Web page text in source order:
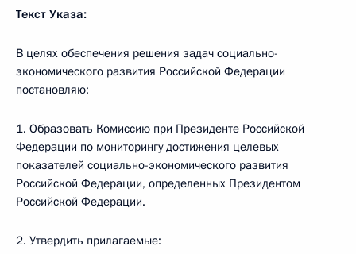
Текст Указа:
В целях обеспечения решения задач социально-
экономического развития Российской Федерации
постановляю:
1. Образовать Комиссию при Президенте Российской
Федерации по мониторингу достижения целевых
показателей социально-экономического развития
Российской Федерации, определенных Президентом
Российской Федерации.
2. Утвердить прилагаемые: